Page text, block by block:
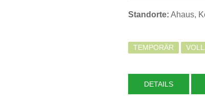
Standorte: Ahaus,
TEMPORÄR
DETAILS